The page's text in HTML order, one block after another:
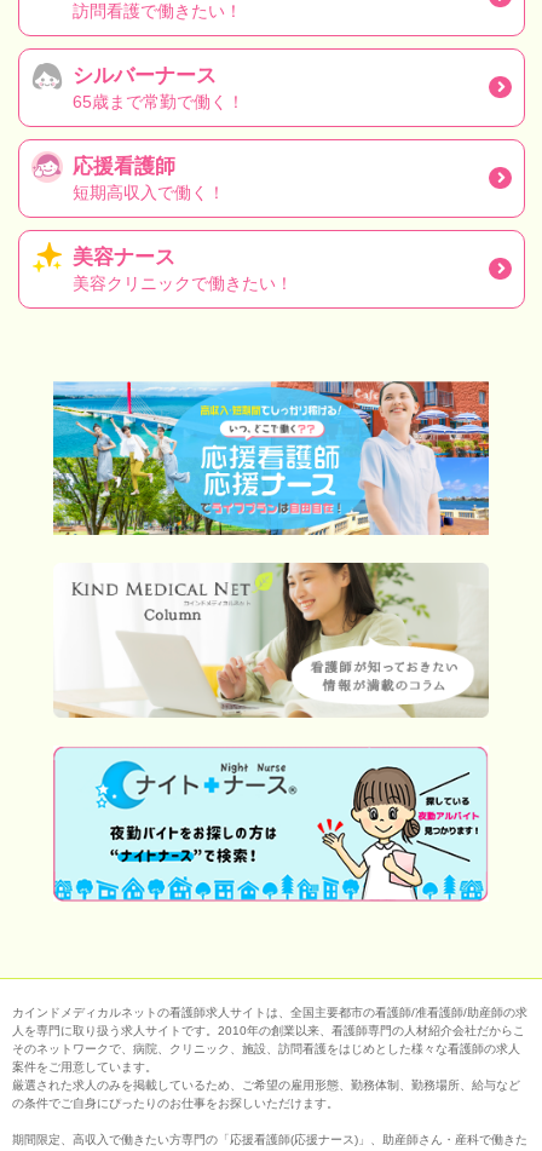
訪問看護で働きたい！
シルバーナース
65歳まで常勤で働く！
応援看護師
短期高収入で働く！
美容ナース
美容クリニックで働きたい！
カインドメディカルネットの看護師求人サイトは、全国主要都市の看護師/准看護師/助産師の求
人を専門に取り扱う求人サイトです。2010年の創業以来、看護師専門の人材紹介会社だからこ
そのネットワークで、病院、クリニック、施設、訪問看護をはじめとした様々な看護師の求人
案件をご用意しています。
厳選された求人のみを掲載しているため、ご希望の雇用形態、勤務体制、勤務場所、給与など
の条件でご自身にぴったりのお仕事をお探しいただけます。
期間限定、高収入で働きたい方専門の「応援看護師(応援ナース)」、助産師さん・産科で働きた